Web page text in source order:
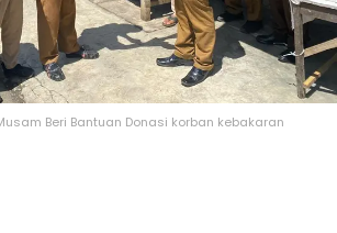
Beri Bantuan Donasi korban kebakaran